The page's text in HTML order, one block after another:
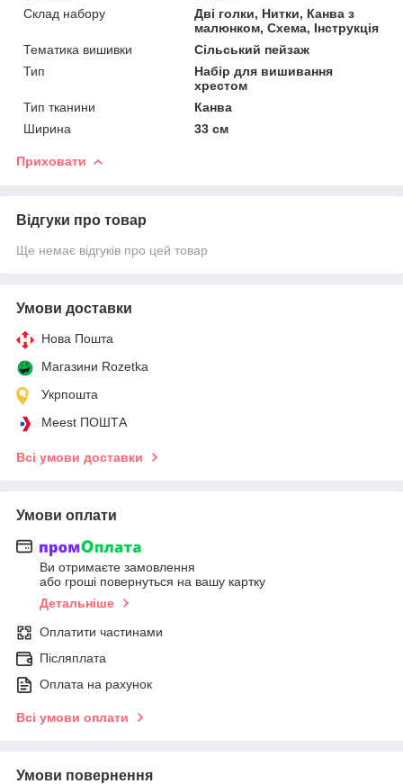
Склад набору
Дві голки, Нитки, Канва з
малюнком, Схема, Інструкція
Тематика вишивки
Сільський пейзаж
Тип
Набір для вишивання
хрестом
Тип тканини
Канва
Ширина
33 см
Приховати
Відгуки про товар
Ще немає відгуків про цей товар
Умови доставки
Нова Пошта
Магазини Rozetka
Укрпошта
Meest ПОШТА
Всі умови доставки
Умови оплати
Ви отримаєте замовлення
або гроші повернуться на вашу картку
Детальніше
Оплатити частинами
Післяплата
Оплата на рахунок
Всі умови оплати
Умови повернення